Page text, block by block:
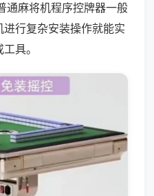
通麻将机程序控牌器一般
行复杂安装操作就能实
具。